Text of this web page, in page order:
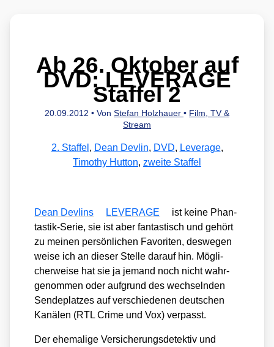
Ab 26. Oktober auf
DVD: LEVERAGE
Staffel 2
20.09.2012 • Von Stefan Holzhauer • Film, TV &
Stream
2. Staffel , Dean Devlin, DVD, Leverage,
Timothy Hutton, zweite Staffel
Dean Dev­lins LEVERAGE
ist kei­ne Phan­
tas­tik-Serie, sie ist aber fan­tas­tisch und gehört
zu mei­nen per­sön­li­chen Favo­ri­ten, des­we­gen
wei­se ich an die­ser Stel­le dar­auf hin. Mög­li­
cher­wei­se hat sie ja jemand noch nicht wahr­
ge­nom­men oder auf­grund des wech­seln­den
Sen­de­plat­zes auf ver­schie­de­nen deut­schen
Kanä­len (RTL Crime und Vox) ver­passt.
Der ehe­ma­li­ge Ver­si­che­rungs­de­tek­tiv und